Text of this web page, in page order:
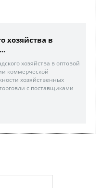
хозяйства в
хозяйства в оптовой
коммерческой
хозяйственных
с поставщиками